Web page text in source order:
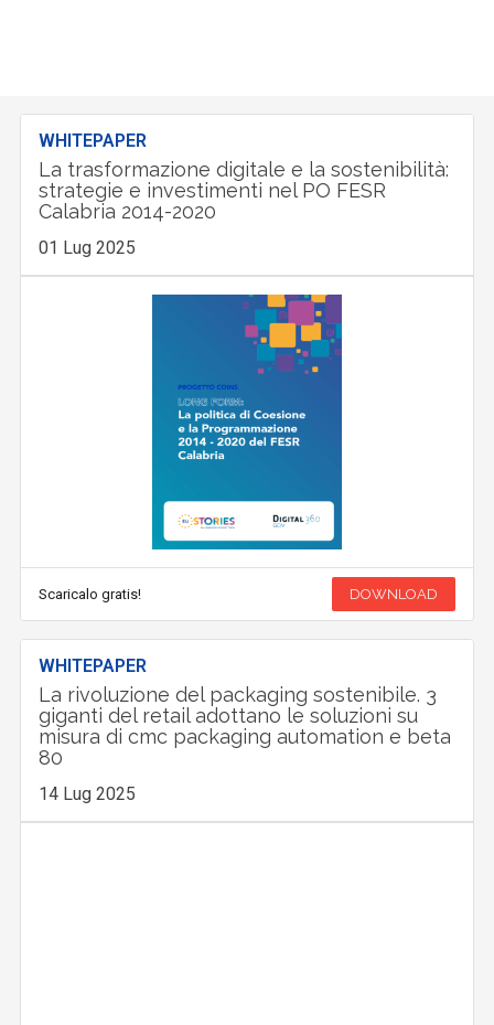
WHITEPAPER
La trasformazione digitale e la sostenibilità:
strategie e investimenti nel PO FESR
Calabria 2014-2020
01 Lug 2025
Scaricalo gratis! DOWNLOAD
WHITEPAPER
La rivoluzione del packaging sostenibile. 3
giganti del retail adottano le soluzioni su
misura di cmc packaging automation e beta
80
14 Lug 2025